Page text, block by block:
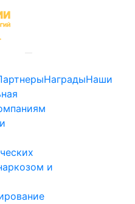
НаградыНаши
и